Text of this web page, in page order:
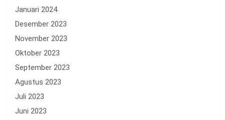
Januari 2024
Desember 2023
November 2023
Oktober 2023
September 2023
Agustus 2023
Juli 2023
Juni 2023